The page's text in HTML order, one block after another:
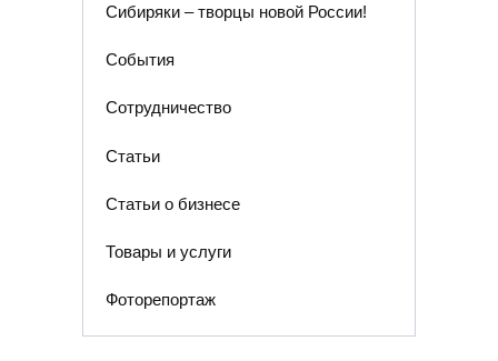
Сибиряки – творцы новой России!
События
Сотрудничество
Статьи
Статьи о бизнесе
Товары и услуги
Фоторепортаж